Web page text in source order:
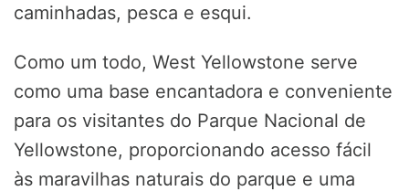
caminhadas, pesca e esqui.
Como um todo, West Yellowstone serve
como uma base encantadora e conveniente
para os visitantes do Parque Nacional de
Yellowstone, proporcionando acesso fácil
às maravilhas naturais do parque e uma